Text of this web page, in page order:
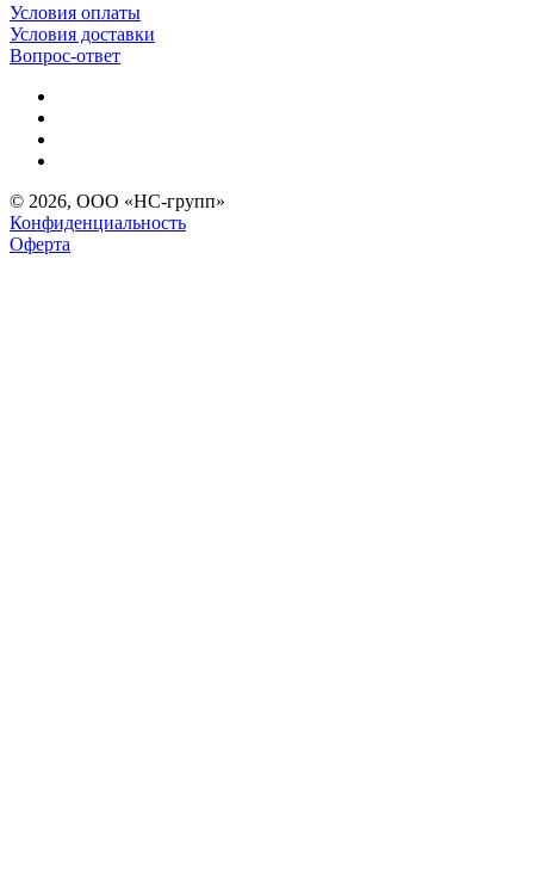
Условия оплаты
Условия доставки
Вопрос-ответ
© 2026, ООО «НС-групп»
Конфиденциальность
Оферта